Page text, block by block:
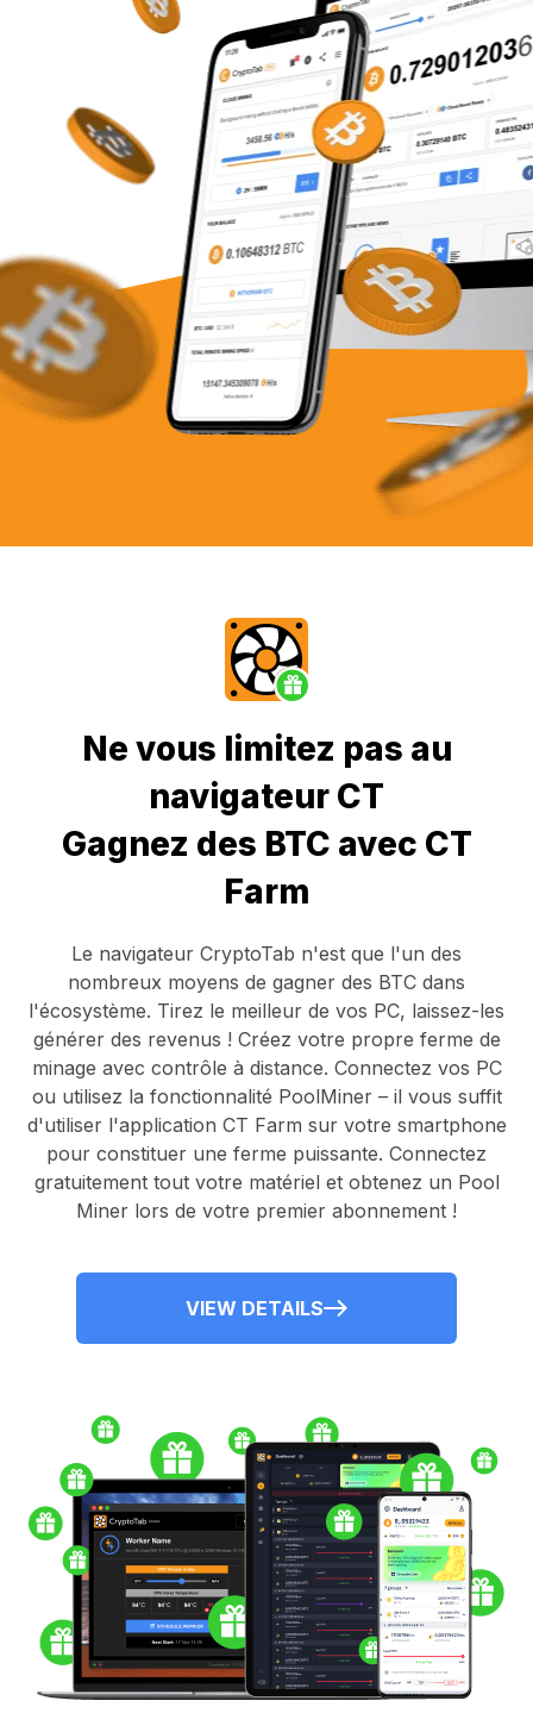
Ne vous limitez pas au
navigateur CT
Gagnez des BTC avec CT
Farm
Le navigateur CryptoTab n'est que l'un des
nombreux moyens de gagner des BTC dans
l'écosystème. Tirez le meilleur de vos PC, laissez-les
générer des revenus ! Créez votre propre ferme de
minage avec contrôle à distance. Connectez vos PC
ou utilisez la fonctionnalité PoolMiner– il vous suffit
d'utiliser l'application CT Farm sur votre smartphone
pour constituer une ferme puissante. Connectez
gratuitement tout votre matériel et obtenez un Pool
Miner lors de votre premier abonnement !
VIEW DETAILS